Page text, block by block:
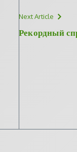
Next Article
Рекордный